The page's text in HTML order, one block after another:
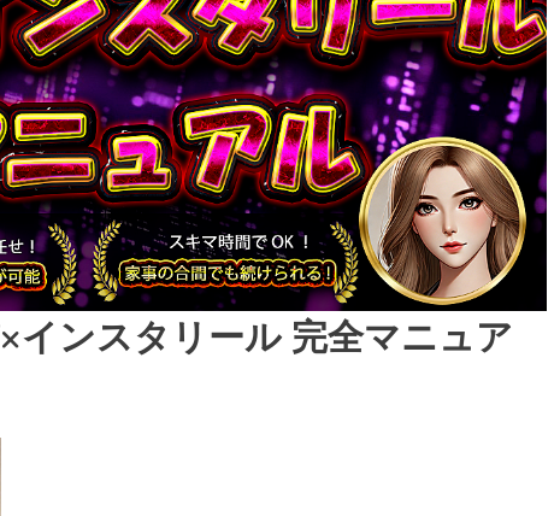
インスタリール 完全マニュア